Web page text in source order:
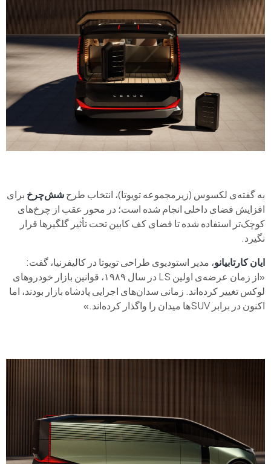
به گفته‌ی لکسوس (زیرمجموعه تویوتا)، انتخاب طرحشش‌چرخ برای
افزایش فضای داخلی انجام شده است؛ در محور عقب از چرخ‌های
کوچک‌تر استفاده شده تا فضای کف کابین تحت تأثیر گلگیرها قرار
نگیرد.
ایان کارتابیانو، مدیر استودیوی طراحی تویوتا در کالیفرنیا، گفت:
«از زمان عرضه‌ی اولین LS در سال ۱۹۸۹، قوانین بازار خودروهای
لوکس تغییر کرده‌اند. زمانی سدان‌های اجرایی پادشاه بازار بودند، اما
اکنون در برابر SUVها میدان را واگذار کرده‌اند.»